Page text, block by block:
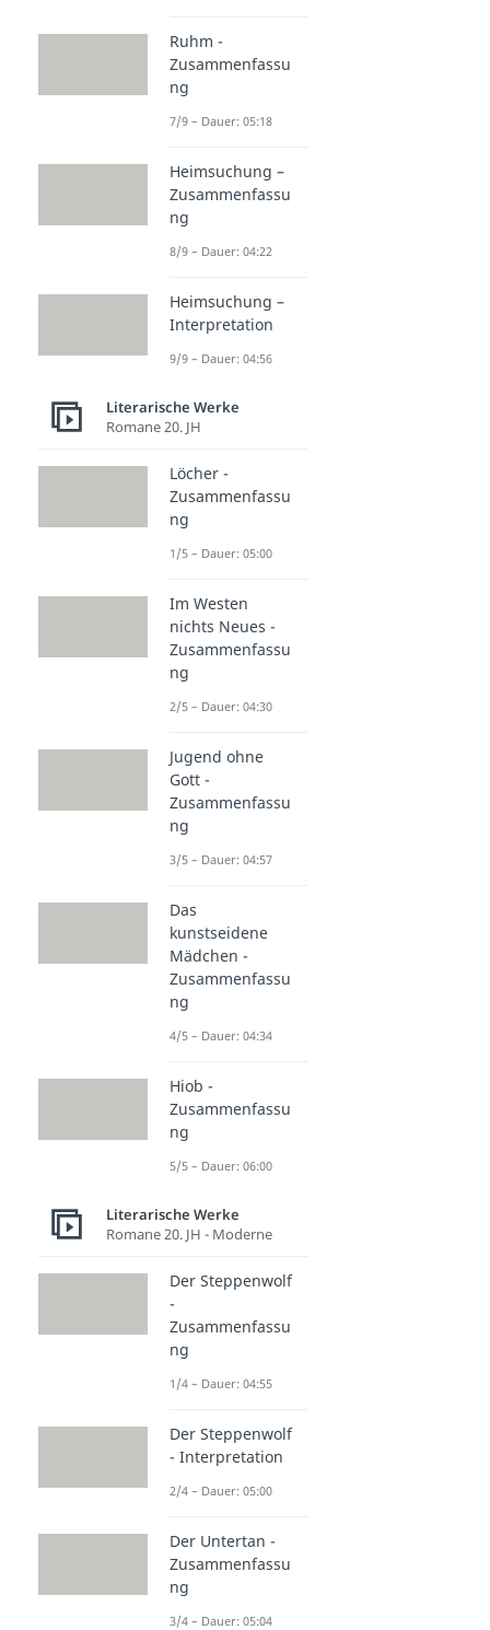
Ruhm -
Zusammenfassu
ng
7/9 – Dauer: 05:18
Heimsuchung –
Zusammenfassu
ng
8/9 – Dauer: 04:22
Heimsuchung –
Interpretation
9/9 – Dauer: 04:56
Literarische Werke
Romane 20. JH
Löcher -
Zusammenfassu
ng
1/5 – Dauer: 05:00
Im Westen
nichts Neues -
Zusammenfassu
ng
2/5 – Dauer: 04:30
Jugend ohne
Gott -
Zusammenfassu
ng
3/5 – Dauer: 04:57
Das
kunstseidene
Mädchen -
Zusammenfassu
ng
4/5 – Dauer: 04:34
Hiob -
Zusammenfassu
ng
5/5 – Dauer: 06:00
Literarische Werke
Romane 20. JH - Moderne
Der Steppenwolf
-
Zusammenfassu
ng
1/4 – Dauer: 04:55
Der Steppenwolf
- Interpretation
2/4 – Dauer: 05:00
Der Untertan -
Zusammenfassu
ng
3/4 – Dauer: 05:04